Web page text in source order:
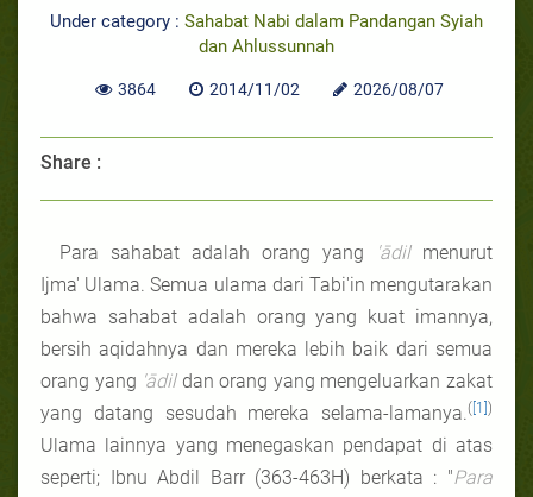
Under category : Sahabat Nabi dalam Pandangan Syiah
dan Ahlussunnah
3864 2014/11/02 2026/08/07
Share :
Para sahabat adalah orang yang 'ādilmenurut
Ijma' Ulama. Semua ulama dari Tabi'in mengutarakan
bahwa sahabat adalah orang yang kuat imannya,
bersih aqidahnya dan mereka lebih baik dari semua
orang yang 'ādildan orang yang mengeluarkan zakat
yang datang sesudah mereka selama-lamanya.([1])
Ulama lainnya yang menegaskan pendapat di atas
seperti; Ibnu Abdil Barr (363-463H) berkata : "Para